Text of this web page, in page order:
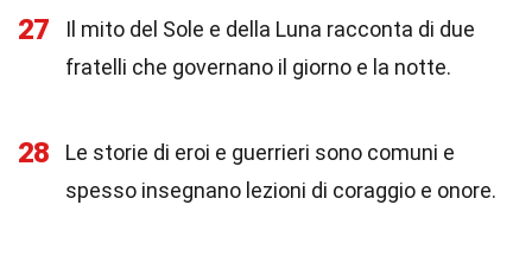
27
Il mito del Sole e della Luna racconta di due
fratelli che governano il giorno e la notte.
28
Le storie di eroi e guerrieri sono comuni e
spesso insegnano lezioni di coraggio e onore.